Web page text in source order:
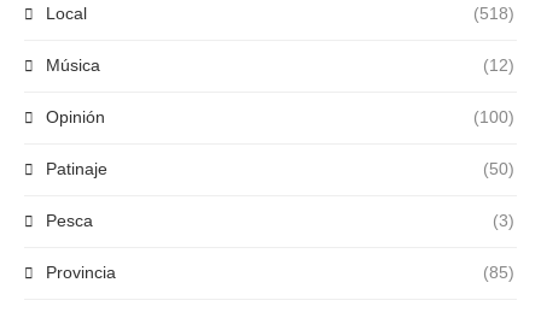
Local (518)
Música (12)
Opinión (100)
Patinaje (50)
Pesca (3)
Provincia (85)